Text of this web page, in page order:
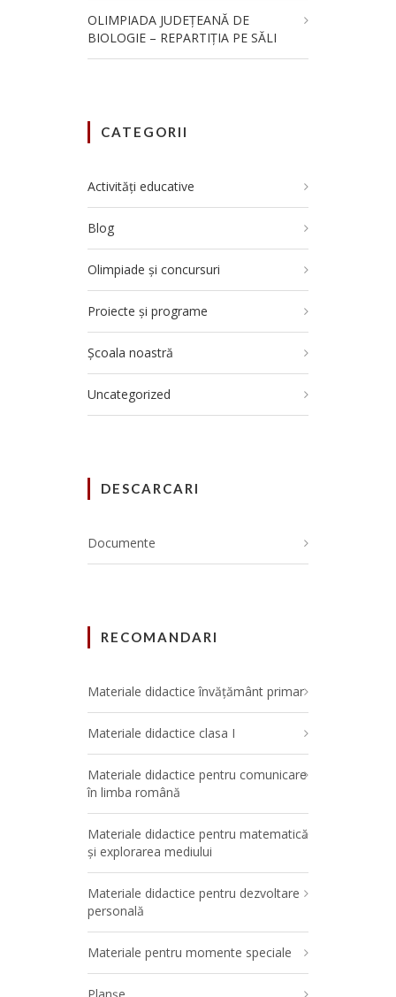
OLIMPIADA JUDEȚEANĂ DE
BIOLOGIE – REPARTIȚIA PE SĂLI
CATEGORII
Activități educative
Blog
Olimpiade și concursuri
Proiecte și programe
Școala noastră
Uncategorized
DESCARCARI
Documente
RECOMANDARI
Materiale didactice învățământ primar
Materiale didactice clasa I
Materiale didactice pentru comunicare
în limba română
Materiale didactice pentru matematică
și explorarea mediului
Materiale didactice pentru dezvoltare
personală
Materiale pentru momente speciale